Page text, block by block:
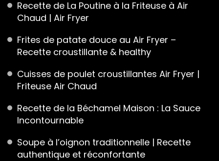
Recette de La Poutine à la Friteuse à Air
Chaud | Air Fryer
Frites de patate douce au Air Fryer –
Recette croustillante & healthy
Cuisses de poulet croustillantes Air Fryer |
Friteuse Air Chaud
Recette de la Béchamel Maison : La Sauce
Incontournable
Soupe à l’oignon traditionnelle | Recette
authentique et réconfortante